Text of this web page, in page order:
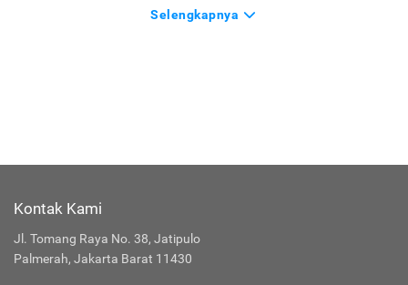
Selengkapnya
Kontak Kami
Jl. Tomang Raya No. 38, Jatipulo
Palmerah, Jakarta Barat 11430